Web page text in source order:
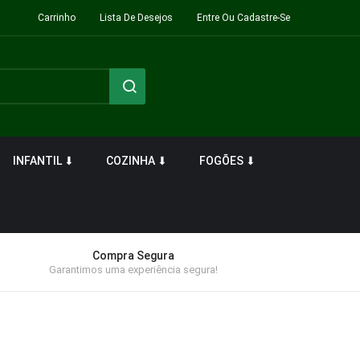
Carrinho Lista De Desejos Entre Ou Cadastre-Se
INFANTIL ⬇ COZINHA ⬇ FOGÕES ⬇
Compra Segura
Garantimos uma experiência segura!